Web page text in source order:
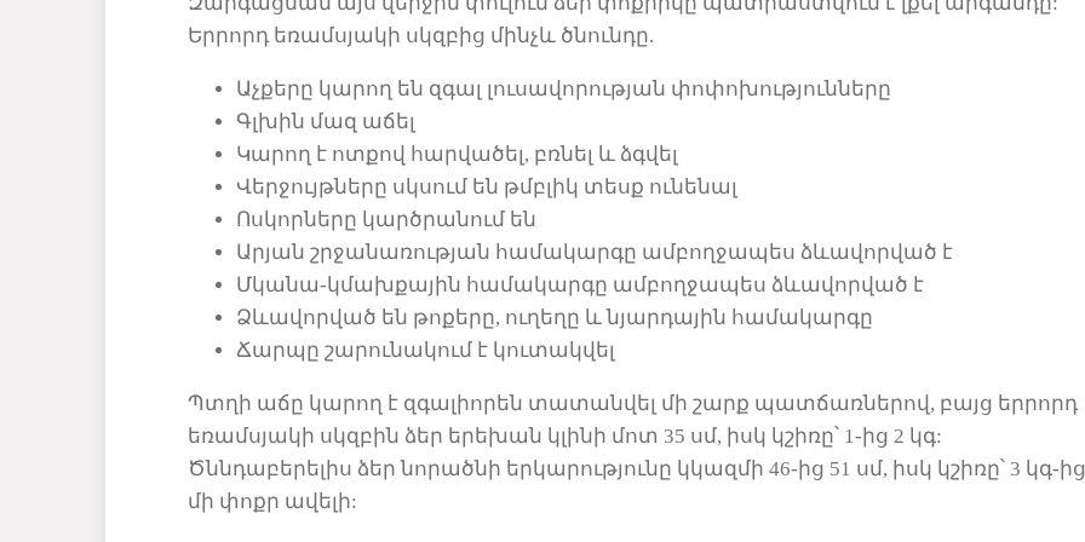
Երրորդ եռամսյակի սկզբից մինչև ծնունդը.
Աչքերը կարող են զգալ լուսավորության փոփոխությունները
Գլխ ին մազ աճել
Կարող է ոտքով հարվածել, բռնել և ձգվել
Վերջույթները սկսում են թմբլիկ տեսք ունենալ
Ոսկորները կարծրանում են
Արյան շրջանառության համակարգը ամբողջապես ձևավորված է
Մկանա-կմախքային համակարգը ամբողջապես ձևավորված է
Ձևավորված են թոքերը, ուղեղը և նյարդային համակարգը
Ճարպը շարունակում է կուտակվել
Պտղի աճը կարող է զգալիորեն տատանվել մի շարք պատճառներով, բայց երրորդ
եռամսյակի սկզբին ձեր երեխան կլինի մոտ 35 սմ, իսկ կշիռը՝ 1-ից 2 կգ:
Ծննդաբերելիս ձեր նորածնի երկարությունը կկազմի 46-ից 51 սմ, իսկ կշիռը՝ 3 կգ-ից
մի փոքր ավելի: